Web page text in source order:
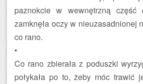
paznokcie w wewnętrzną część
zamknęła oczy w nieuzasadnionej
co rano.
•
Co rano zbierała z poduszki
połykała po to, żeby móc trawić